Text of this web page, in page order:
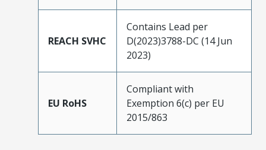
REACH SVHC
Contains Lead per
D(2023)3788-DC (14 Jun
2023)
EU RoHS
Compliant with
Exemption 6(c) per EU
2015/863